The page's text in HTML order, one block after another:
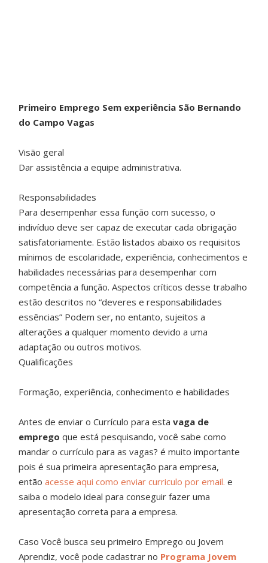
Primeiro Emprego Sem experiência São Bernando
do Campo Vagas
Visão geral
Dar assistência a equipe administrativa.
Responsabilidades
Para desempenhar essa função com sucesso, o
indivíduo deve ser capaz de executar cada obrigação
satisfatoriamente. Estão listados abaixo os requisitos
mínimos de escolaridade, experiência, conhecimentos e
habilidades necessárias para desempenhar com
competência a função. Aspectos críticos desse trabalho
estão descritos no “deveres e responsabilidades
essências” Podem ser, no entanto, sujeitos a
alterações a qualquer momento devido a uma
adaptação ou outros motivos.
Qualificações
Formação, experiência, conhecimento e habilidades
Antes de enviar o Currículo para estavaga de
empregoque está pesquisando, você sabe como
mandar o currículo para as vagas? é muito importante
pois é sua primeira apresentação para empresa,
entãoacesse aqui como enviar curriculo por email. e
saiba o modelo ideal para conseguir fazer uma
apresentação correta para a empresa.
Caso Você busca seu primeiro Emprego ou Jovem
Aprendiz, você pode cadastrar no Programa Jovem